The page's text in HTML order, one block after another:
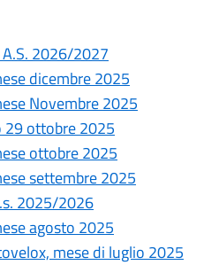
2026/2027
dicembre 2025
Novembre 2025
29 ottobre 2025
ottobre 2025
settembre 2025
2025/2026
agosto 2025
mese di luglio 2025